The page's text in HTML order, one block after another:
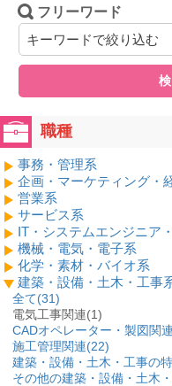
フリーワード
職種
事務・管理系
企画・マーケティング・
営業系
サービス系
IT・システムエンジニア
機械・電気・電子系
化学・素材・バイオ系
建築・設備・土木・工事
全て(31)
電気工事関連(1)
CADオペレーター・製図関
施工管理関連(22)
建築・設備・土木・工事の
その他の建築・設備・土木